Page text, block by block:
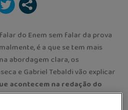
do Enem sem falar da prova
é a que se tem mais
abordagem clara, os
e Gabriel Tebaldi vão explicar
acontecem na redação do